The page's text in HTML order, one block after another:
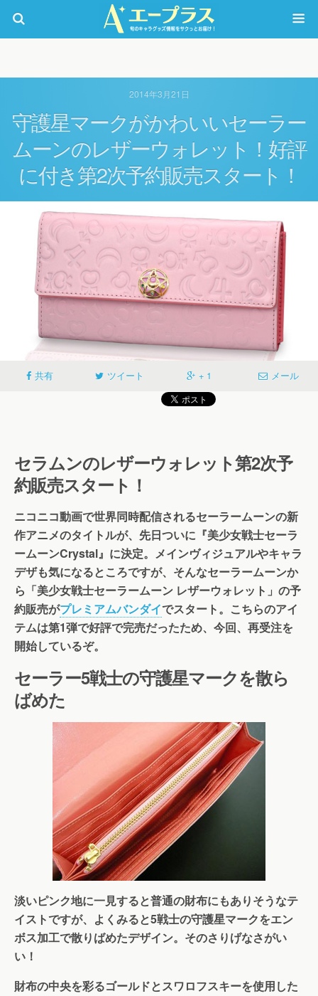
2014年3月21日
守護星マークがかわいいセーラー
ムーンのレザーウォレット！好評
に付き第2次予約販売スタート！
共有 ツイート + 1 メール
セラムンのレザーウォレット第2次予
約販売スタート！
ニコニコ動画で世界同時配信されるセーラームーンの新
作アニメのタイトルが、先日ついに『美少女戦士セーラ
ームーンCrystal』に決定。メインヴィジュアルやキャラ
デザも気になるところですが、そんなセーラームーンか
ら「美少女戦士セーラームーン レザーウォレット」の予
約販売がプレミアムバンダイでスタート。こちらのアイ
テムは第1弾で好評で完売だったため、今回、再受注を
開始しているぞ。
セーラー5戦士の守護星マークを散ら
ばめた
淡いピンク地に一見すると普通の財布にもありそうなテ
イストですが、よくみると5戦士の守護星マークをエン
ボス加工で散りばめたデザイン。そのさりげなさがい
い！
財布の中央を彩るゴールドとスワロフスキーを使用した